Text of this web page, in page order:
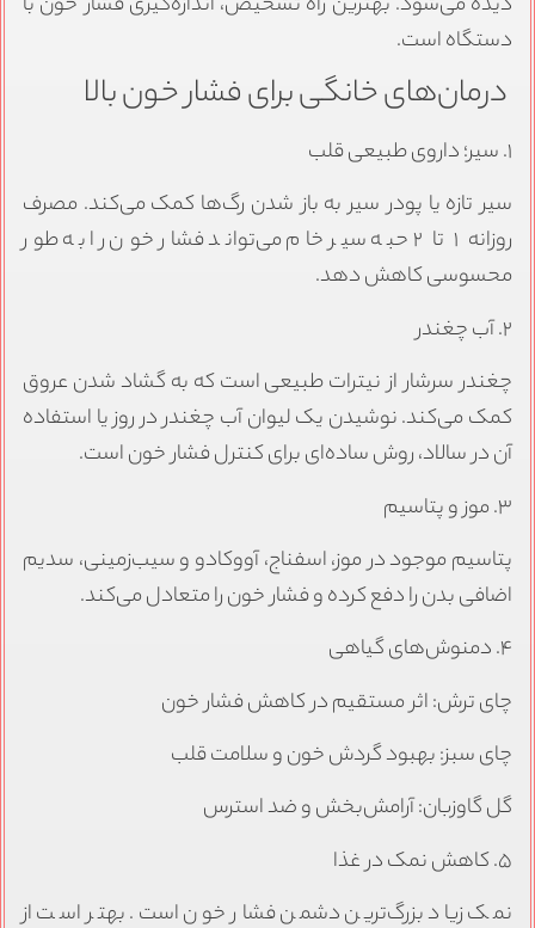
دستگاه است.
درمان‌های خانگی برای فشار خون بالا
۱. سیر؛ داروی طبیعی قلب
سیر تازه یا پودر سیر به باز شدن رگ‌ها کمک می‌کند. مصرف
روزانه ۱ تا ۲ حبه سیر خام می‌تواند فشار خون را به طور
محسوسی کاهش دهد.
۲. آب چغندر
چغندر سرشار از نیترات طبیعی است که به گشاد شدن عروق
کمک می‌کند. نوشیدن یک لیوان آب چغندر در روز یا استفاده
آن در سالاد، روش ساده‌ای برای کنترل فشار خون است.
۳. موز و پتاسیم
پتاسیم موجود در موز، اسفناج، آووکادو و سیب‌زمینی، سدیم
اضافی بدن را دفع کرده و فشار خون را متعادل می‌کند.
۴. دمنوش‌های گیاهی
چای ترش: اثر مستقیم در کاهش فشار خون
چای سبز: بهبود گردش خون و سلامت قلب
گل گاوزبان: آرامش‌بخش و ضد استرس
۵. کاهش نمک در غذا
نمک زیاد بزرگ‌ترین دشمن فشار خون است. بهتر است از